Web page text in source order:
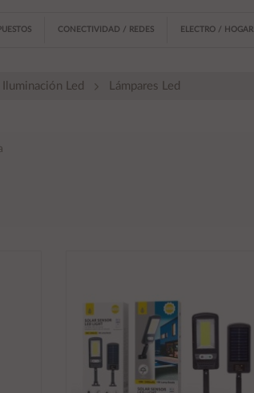
CONECTIVIDAD / REDES ELECTRO / HOGAR
Iluminación Led Lámpares Led